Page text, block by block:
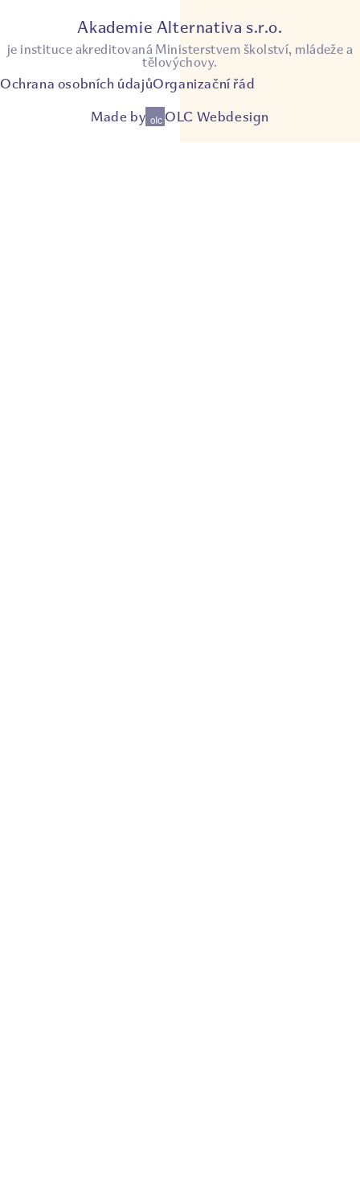
Akademie Alternativa s.r.o.
je instituce akreditovaná Ministerstvem školství, mládeže a
tělovýchovy.
Ochrana osobních údajůOrganizační řád
Made by
OLC Webdesign